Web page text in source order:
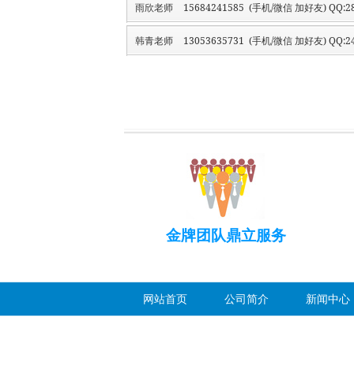
雨欣老师 15684241585 (手机/微信 加好友)
韩青老师 13053635731 (手机/微信 加好友)
金牌团队鼎立服务
网站首页 公司简介 新闻中心